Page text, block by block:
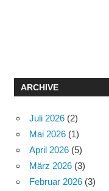
ARCHIVE
Juli 2026 (2)
Mai 2026 (1)
April 2026 (5)
März 2026 (3)
Februar 2026 (3)